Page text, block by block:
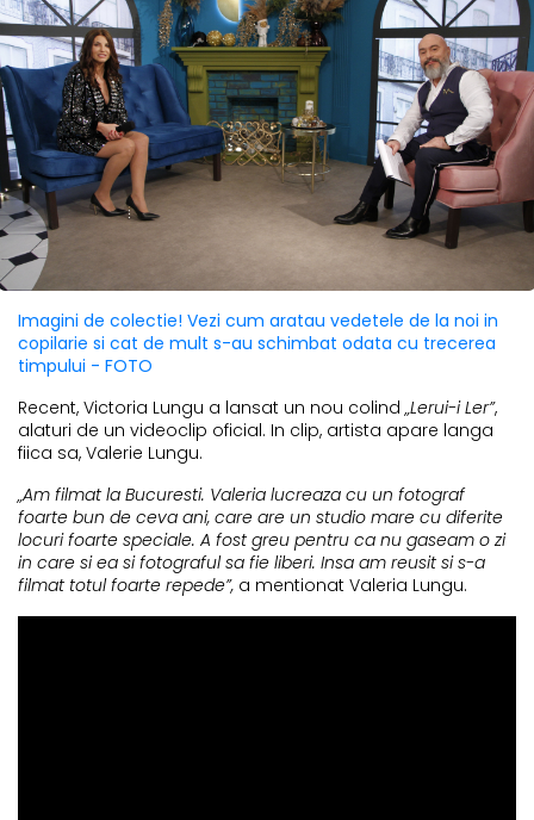
Imagini de colectie! Vezi cum aratau vedetele de la noi in
copilarie si cat de mult s-au schimbat odata cu trecerea
timpului - FOTO
Recent, Victoria Lungu a lansat un nou colind „Lerui-i Ler”,
alaturi de un videoclip oficial. In clip, artista apare langa
fiica sa, Valerie Lungu.
„Am filmat la Bucuresti. Valeria lucreaza cu un fotograf
foarte bun de ceva ani, care are un studio mare cu diferite
locuri foarte speciale. A fost greu pentru ca nu gaseam o zi
in care si ea si fotograful sa fie liberi. Insa am reusit si s-a
filmat totul foarte repede”, a mentionat Valeria Lungu.